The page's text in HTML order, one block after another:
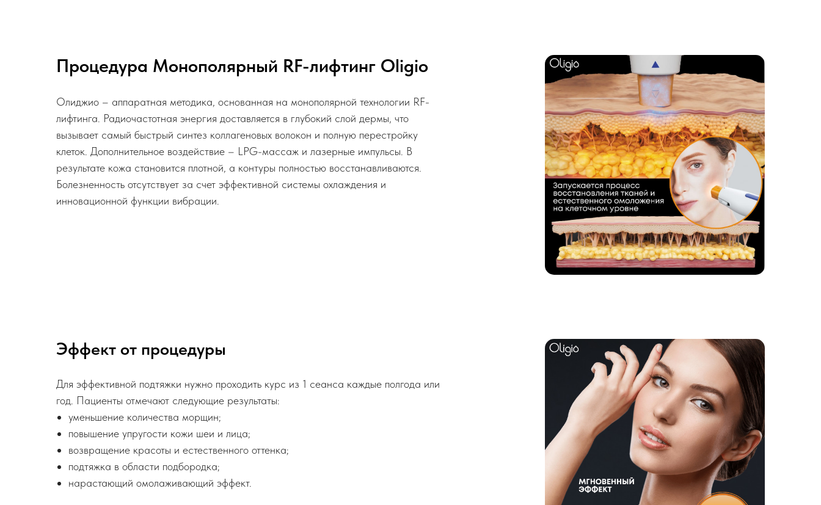
Процедура Монополярный RF-лифтинг Oligio
Олиджио – аппаратная методика, основанная на монополярной технологии RF-
лифтинга. Радиочастотная энергия доставляется в глубокий слой дермы, что
вызывает самый быстрый синтез коллагеновых волокон и полную перестройку
клеток. Дополнительное воздействие – LPG-массаж и лазерные импульсы. В
результате кожа становится плотной, а контуры полностью восстанавливаются.
Болезненность отсутствует за счет эффективной системы охлаждения и
инновационной функции вибрации.
Эффект от процедуры
Для эффективной подтяжки нужно проходить курс из 1 сеанса каждые полгода или
год. Пациенты отмечают следующие результаты:
уменьшение количества морщин;
повышение упругости кожи шеи и лица;
возвращение красоты и естественного оттенка;
подтяжка в области подбородка;
нарастающий омолаживающий эффект.